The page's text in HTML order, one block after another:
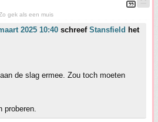
Zo gek als een muis
2025 10:40 schreef Stansfield het
de slag ermee. Zou toch moeten
proberen.